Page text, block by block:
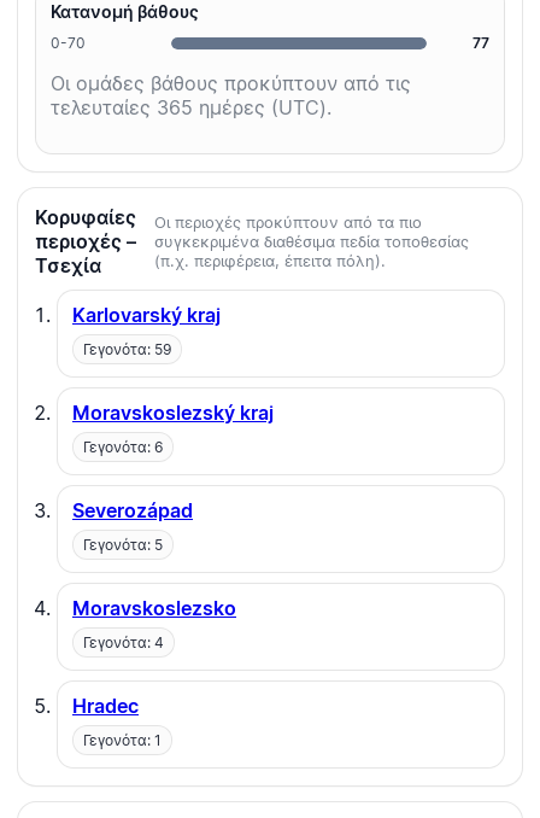
Κατανομή βάθους
0-70 77
Οι ομάδες βάθους προκύπτουν από τις
τελευταίες 365 ημέρες (UTC).
Κορυφαίες
περιοχές –
Τσεχία
Οι περιοχές προκύπτουν από τα πιο
συγκεκριμένα διαθέσιμα πεδία τοποθεσίας
(π.χ. περιφέρεια, έπειτα πόλη).
Karlovarský kraj
Γεγονότα: 59
Moravskoslezský kraj
Γεγονότα: 6
Severozápad
Γεγονότα: 5
Moravskoslezsko
Γεγονότα: 4
Hradec
Γεγονότα: 1